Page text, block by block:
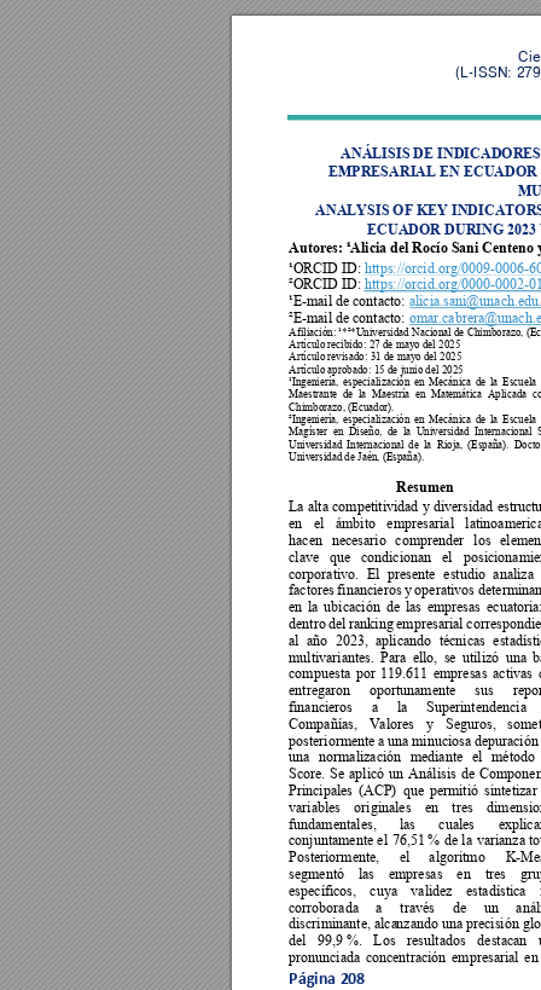
(L-ISSN:
Página 208
ANÁLISIS DE
EMPRESARIAL EN
ANALYSIS OF KEY
ECUADOR DURING
Autores: ¹Alicia del Rocío Sani
¹ORCID ID:https://orcid.org/0009-0006-
²ORCID ID:https://orcid.org/0000-0002-
¹E-mail de contacto:
²E-mail de contacto:
Afiliación: ¹*²*Universidad Nacional de Chimborazo,
Artículo recibido: 27 de mayo del 2025
Artículo revisado: 31 de mayo del 2025
Artículo aprobado: 15 de junio del 2025
¹Ingeniería, especialización en Mecánica de la Escuela
Maestrante de la Maestría en Matemática Aplicada
Chimborazo, (Ecuador).
²Ingeniería, especialización en Mecánica de la Escuela
Magíster en Diseño, de la Universidad Internacional
Universidad Internacional de la Rioja, (España).
Universidad de Jaén, (España).
Resumen
La alta competitividad y diversidad
en
el ámbito empresarial
hacen necesario comprender los
clave que condicionan el
corporativo.
El presente estudio analiza
factores financieros y operativos de
en la ubicación de las empresas
dentro del ranking empresarial
al año 2023, aplicando técnicas
multivariantes. Para ello, se utilizó una
compuesta por 119.611 empresas activas
entregaron
oportunamente sus
financieros
a la Superintendencia
Compañías,
Valores y Seguros,
posteriormente a una minuciosa de
una normalización mediante el método
Score. Se aplicó un Análisis de
Principales (ACP) que permitió sintetizar
variables
originales en tres
fundamentales,
las cuales
conjuntamente el 76,51 % de la varianza
Posteriormente, el algoritmo
K-
segmentó
las empresas en tres
específicos,
cuya validez estadística
corroborada
a través de un
discriminante, alcanzando una precisión
del 99,9 %. Los resultados destacan
pronunciada concentración empresarial en